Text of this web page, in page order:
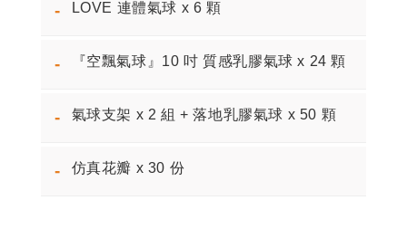
- LOVE 連體氣球 x 6 顆
- 『空飄氣球』10 吋 質感乳膠氣球 x 24 顆
- 氣球支架 x 2 組 + 落地乳膠氣球 x 50 顆
- 仿真花瓣 x 30 份